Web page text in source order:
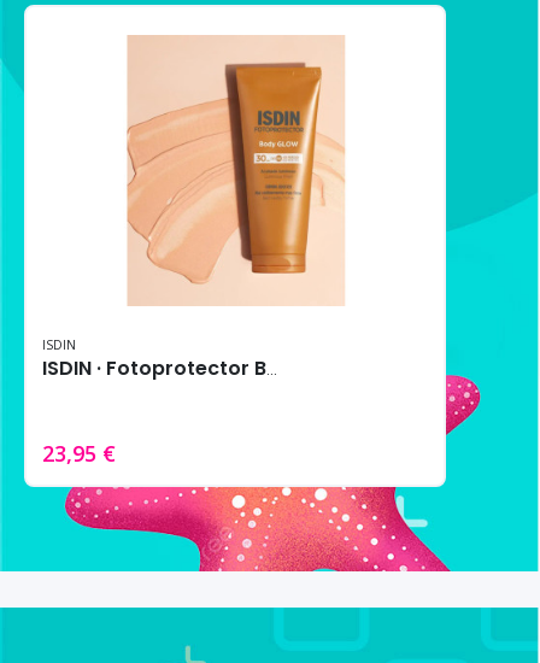
ISDIN
ISDIN · Fotoprotector Body Glow SPF30 (200 ml)
23,95 €